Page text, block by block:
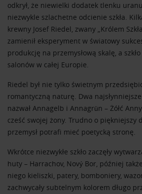
odkrył, że niewielki dodatek tlenku
niezwykle szlachetne odcienie szkła.
krewny Josef Riedel, zwany „Królem
zamienił eksperyment w światowy
produkcję na przemysłową skalę, a
salonów w całej Europie.
Riedel był nie tylko świetnym
romantyczną naturę. Dwa
nazwał Annagelb i Annagrün – Żółć
cześć swojej żony. Trudno o piękniejszy
przemysł potrafi mieć poetycką stronę.
Wkrótce niezwykłe szkło zaczęły
huty – Harrachov, Nový Bor, później
niego kieliszki, patery, bomboniery,
zachwycały subtelnym kolorem długo